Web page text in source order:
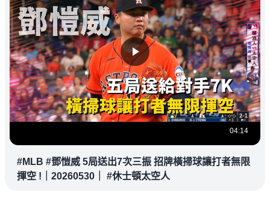
04:14
#MLB #鄧愷威 5局送出7次三振 招牌橫掃球讓打者無限
揮空 !｜20260530｜ #休士頓太空人